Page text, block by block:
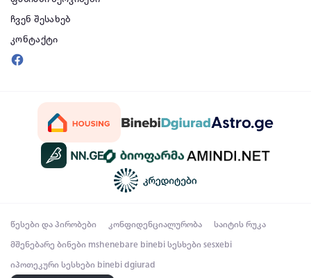
ჩვენ შესახებ
კონტაქტი
წესები და პირობები კონფიდენციალურობა საიტის რუკა
მშენებარე ბინები mshenebare binebi სესხები sesxebi
იპოთეკური სესხები binebi dgiurad